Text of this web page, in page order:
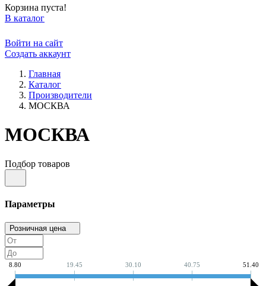
Корзина пуста!
В каталог
Войти на сайт
Создать аккаунт
Главная
Каталог
Производители
МОСКВА
МОСКВА
Подбор товаров
Параметры
Розничная цена
8.80 19.45 30.10 40.75 51.40